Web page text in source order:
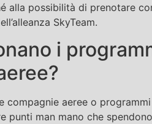
alla possibilità di prenotare
SkyTeam.
i
compagnie aeree o
punti man mano che